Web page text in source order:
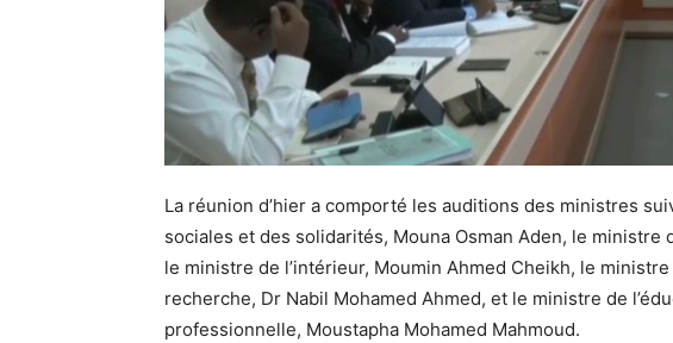
La réunion d’hier a comporté les auditions des ministres
sociales et des solidarités, Mouna Osman Aden, le ministre
le ministre de l’intérieur, Moumin Ahmed Cheikh, le
recherche, Dr Nabil Mohamed Ahmed, et le ministre de
professionnelle, Moustapha Mohamed Mahmoud.